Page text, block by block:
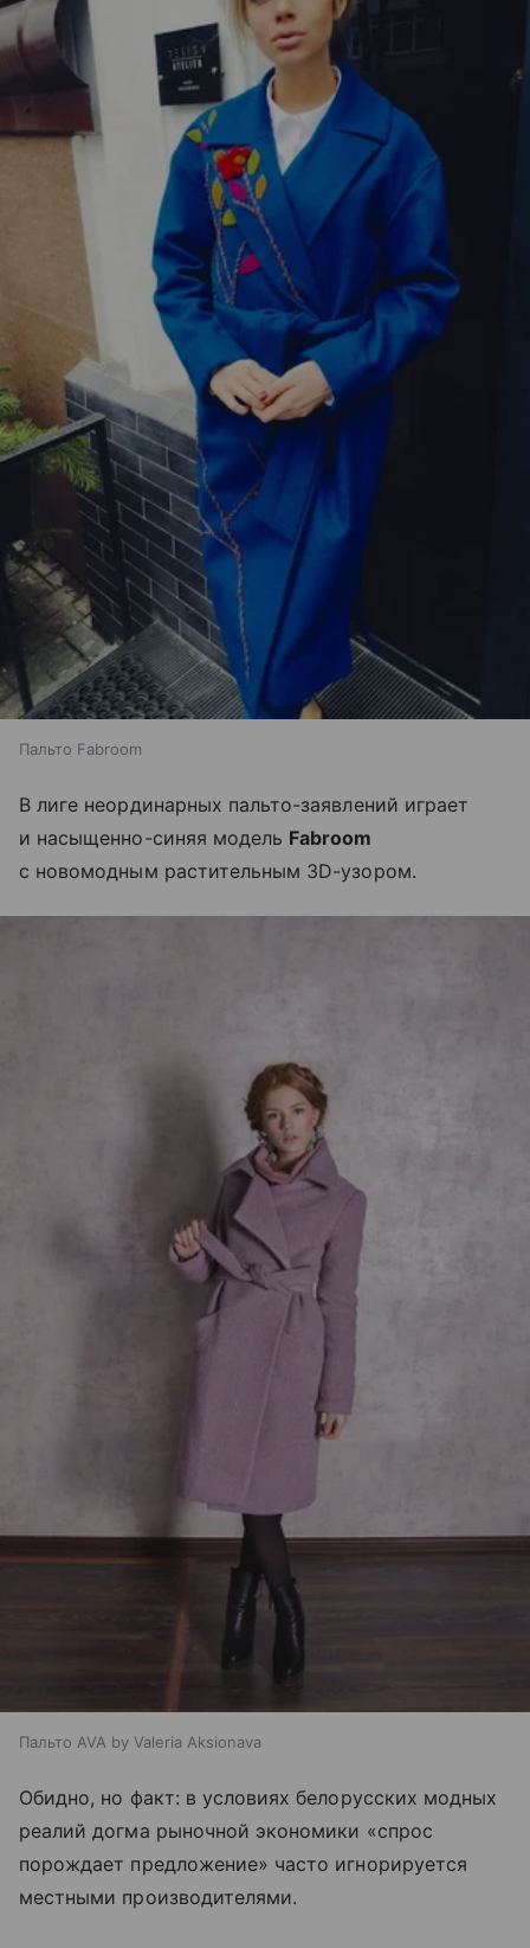
Пальто Fabroom
В лиге неординарных пальто-заявлений играет
и насыщенно-синяя модель Fabroom
с новомодным растительным 3D-узором.
Пальто AVA by Valeria Aksionava
Обидно, но факт: в условиях белорусских модных
реалий догма рыночной экономики «спрос
порождает предложение» часто игнорируется
местными производителями.